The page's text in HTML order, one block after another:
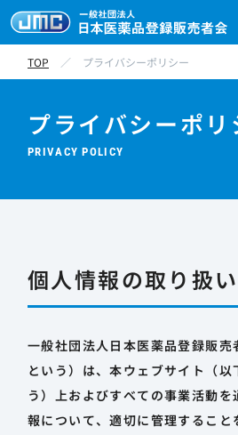
TOP ／ プライバシーポリシー
プライバシーポリ
PRIVACY POLICY
個人情報の取り扱
一般社団法人日本医薬品登録販売
という）は、本ウェブサイト（以
う）上およびすべての事業活動
報について、適切に管理すること